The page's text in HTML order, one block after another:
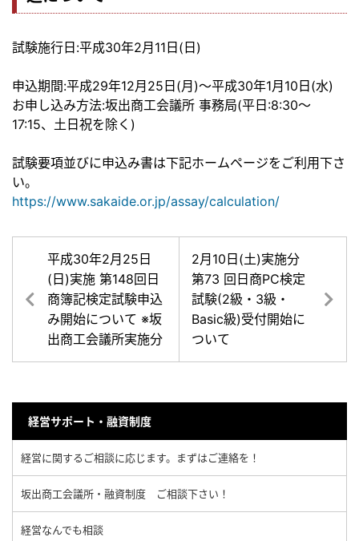
試験施行日:平成30年2月11日(日)
申込期間:平成29年12月25日(月)～平成30年1月10日(水)
お申し込み方法:坂出商工会議所 事務局(平日:8:30～
17:15、土日祝を除く)
試験要項並びに申込み書は下記ホームページをご利用下さ
い。
https://www.sakaide.or.jp/assay/calculation/
平成30年2月25日
(日)実施 第148回日
商簿記検定試験申込
み開始について ※坂
出商工会議所実施分
2月10日(土)実施分
第73 回日商PC検定
試験(2級・3級・
Basic級)受付開始に
ついて
経営サポート・融資制度
経営に関するご相談に応じます。まずはご連絡を！
坂出商工会議所・融資制度 ご相談下さい！
経営なんでも相談